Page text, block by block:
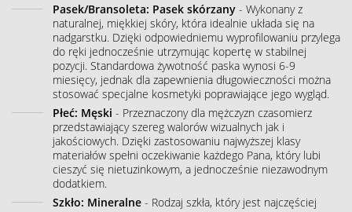
Pasek/Bransoleta: Pasek skórzany - Wykonany z
naturalnej, miękkiej skóry, która idealnie układa się na
nadgarstku. Dzięki odpowiedniemu wyprofilowaniu przylega
do ręki jednocześnie utrzymując kopertę w stabilnej
pozycji. Standardowa żywotność paska wynosi 6-9
miesięcy, jednak dla zapewnienia długowieczności można
stosować specjalne kosmetyki poprawiające jego wygląd.
Płeć: Męski - Przeznaczony dla mężczyzn czasomierz
przedstawiający szereg walorów wizualnych jak i
jakościowych. Dzięki zastosowaniu najwyższej klasy
materiałów spełni oczekiwanie każdego Pana, który lubi
cieszyć się nietuzinkowym, a jednocześnie niezawodnym
dodatkiem.
Szkło: Mineralne - Rodzaj szkła, który jest najczęściej